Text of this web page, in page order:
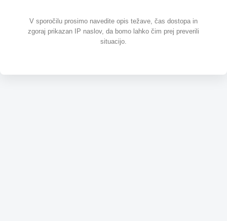
V sporočilu prosimo navedite opis težave, čas dostopa in
zgoraj prikazan IP naslov, da bomo lahko čim prej preverili
situacijo.